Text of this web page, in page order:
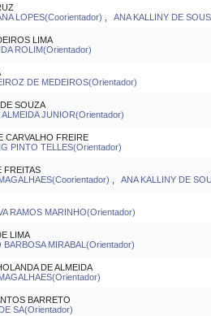
LOPES(Coorientador) ANA KALLINY DE
LIMA
ROLIM(Orientador)
DE MEDEIROS(Orientador)
SOUZA
JUNIOR(Orientador)
CARVALHO FREIRE
PINTO TELLES(Orientador)
FREITAS
ANA KALLINY DE
RAMOS MARINHO(Orientador)
LIMA
BARBOSA MIRABAL(Orientador)
DE ALMEIDA
BARRETO
SA(Orientador)